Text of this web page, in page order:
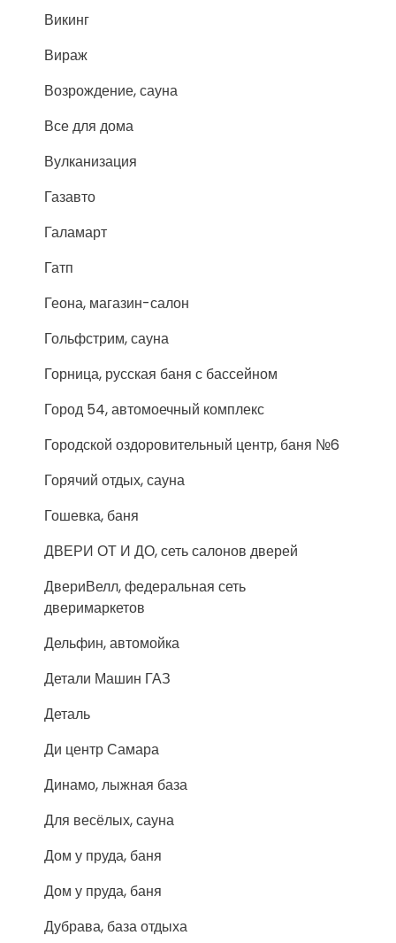
Викинг
Вираж
Возрождение, сауна
Все для дома
Вулканизация
Газавто
Галамарт
Гатп
Геона, магазин-салон
Гольфстрим, сауна
Горница, русская баня с бассейном
Город 54, автомоечный комплекс
Городской оздоровительный центр, баня №6
Горячий отдых, сауна
Гошевка, баня
ДВЕРИ ОТ И ДО, сеть салонов дверей
ДвериВелл, федеральная сеть
дверимаркетов
Дельфин, автомойка
Детали Машин ГАЗ
Деталь
Ди центр Самара
Динамо, лыжная база
Для весёлых, сауна
Дом у пруда, баня
Дом у пруда, баня
Дубрава, база отдыха